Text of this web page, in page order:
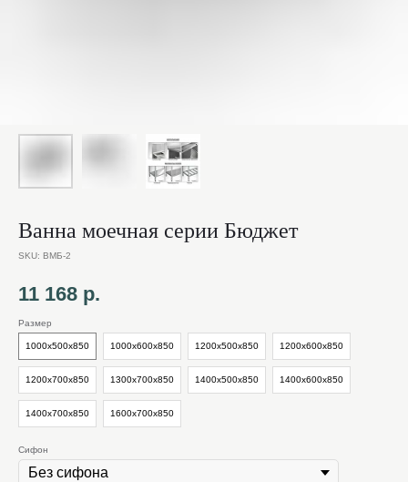
Ванна моечная серии Бюджет
SKU: ВМБ-2
11 168 р.
Размер
1000х500х850 1000х600х850 1200х500х850 1200х600х850
1200х700х850 1300х700х850 1400х500х850 1400х600х850
1400х700х850 1600х700х850
Сифон